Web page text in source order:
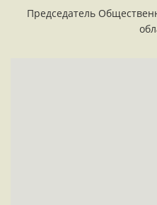
Председатель